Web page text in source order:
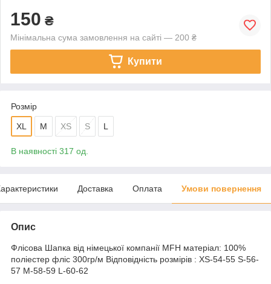
150 ₴
Мінімальна сума замовлення на сайті — 200 ₴
Купити
Розмір
XL M XS S L
В наявності 317 од.
Доставка Оплата Умови повернення
Опис
Флісова Шапка від німецької компанії MFH матеріал: 100%
поліестер фліс 300гр/м Відповідність розмірів : XS-54-55 S-56-
57 M-58-59 L-60-62